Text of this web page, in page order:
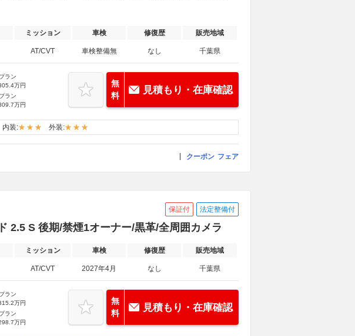
ミッション 車検 修復歴 販売地域
AT/CVT 車検整備無 なし 千葉県
ラン
万円
ラン
万円
無
料
見積もり・在庫確認
内装: 外装:
クーポン フェア
保証付 法定整備付
2.5 S 後期/禁煙1オーナー/黒革/全周囲カメラ
ミッション 車検 修復歴 販売地域
AT/CVT 2027年4月 なし 千葉県
ラン
万円
ラン
万円
無
料
見積もり・在庫確認